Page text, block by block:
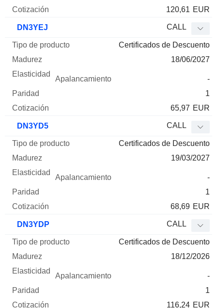
120,61 EUR
DN3YEJ CALL
Certificados de Descuento
18/06/2027
-
1
65,97 EUR
DN3YD5 CALL
Certificados de Descuento
19/03/2027
-
1
68,69 EUR
DN3YDP CALL
Certificados de Descuento
18/12/2026
-
1
116,24 EUR